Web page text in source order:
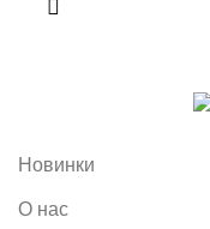
Новинки
О нас